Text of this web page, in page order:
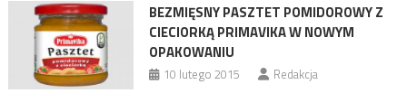
BEZMIĘSNY PASZTET POMIDOROWY Z
CIECIORKĄ PRIMAVIKA W NOWYM
OPAKOWANIU
10 lutego 2015 Redakcja